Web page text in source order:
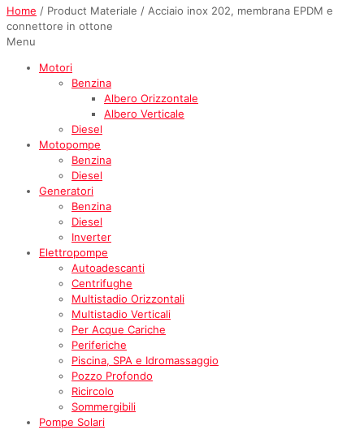
Home / Product Materiale / Acciaio inox 202, membrana EPDM e
connettore in ottone
Menu
Motori
Benzina
Albero Orizzontale
Albero Verticale
Diesel
Motopompe
Benzina
Diesel
Generatori
Benzina
Diesel
Inverter
Elettropompe
Autoadescanti
Centrifughe
Multistadio Orizzontali
Multistadio Verticali
Per Acque Cariche
Periferiche
Piscina, SPA e Idromassaggio
Pozzo Profondo
Ricircolo
Sommergibili
Pompe Solari